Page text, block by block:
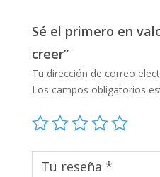
Sé el primero en
creer”
Tu dirección de correo
Los campos obligatorios